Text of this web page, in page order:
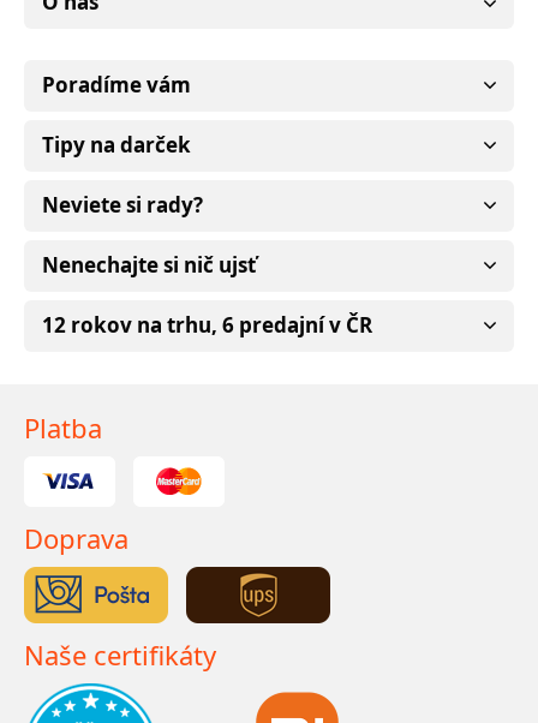
Poradíme vám
Tipy na darček
Neviete si rady?
Nenechajte si nič ujsť
12 rokov na trhu, 6 predajní v ČR
Platba
Doprava
Naše certifikáty